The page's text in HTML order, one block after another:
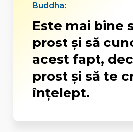
Buddha:
Este mai bine
prost şi să
acest fapt,
prost şi să te
înţelept.